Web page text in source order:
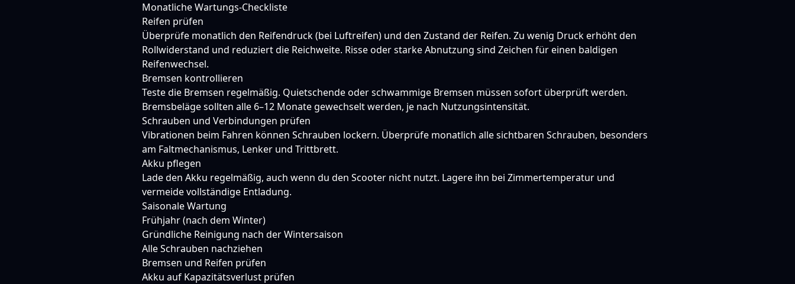
Monatliche Wartungs-Checkliste
Reifen prüfen
Überprüfe monatlich den Reifendruck (bei Luftreifen) und den Zustand der Reifen. Zu wenig Druck erhöht den
Rollwiderstand und reduziert die Reichweite. Risse oder starke Abnutzung sind Zeichen für einen baldigen
Reifenwechsel.
Bremsen kontrollieren
Teste die Bremsen regelmäßig. Quietschende oder schwammige Bremsen müssen sofort überprüft werden.
Bremsbeläge sollten alle 6–12 Monate gewechselt werden, je nach Nutzungsintensität.
Schrauben und Verbindungen prüfen
Vibrationen beim Fahren können Schrauben lockern. Überprüfe monatlich alle sichtbaren Schrauben, besonders
am Faltmechanismus, Lenker und Trittbrett.
Akku pflegen
Lade den Akku regelmäßig, auch wenn du den Scooter nicht nutzt. Lagere ihn bei Zimmertemperatur und
vermeide vollständige Entladung.
Saisonale Wartung
Frühjahr (nach dem Winter)
Gründliche Reinigung nach der Wintersaison
Alle Schrauben nachziehen
Bremsen und Reifen prüfen
Akku auf Kapazitätsverlust prüfen